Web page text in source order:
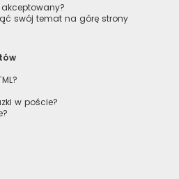
swój temat na górę strony
w poście?